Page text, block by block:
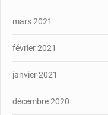
mars 2021
février 2021
janvier 2021
décembre 2020